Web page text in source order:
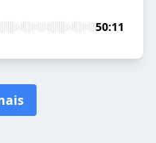
50:11